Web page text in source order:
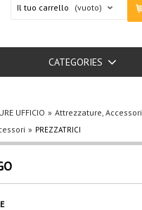
Il tuo carrello (vuoto)
CATEGORIES
UFFICIO
Attrezzature, Accessori
PREZZATRICI